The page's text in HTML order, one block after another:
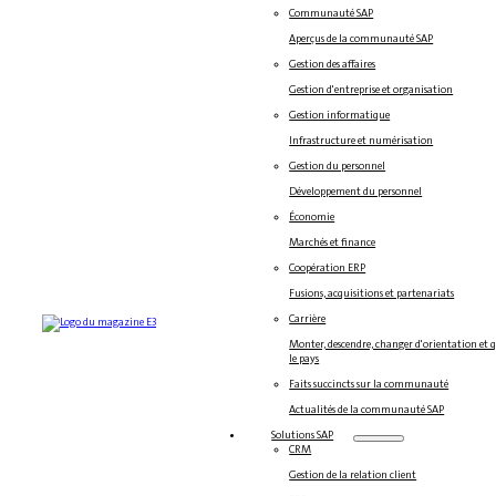
Communauté SAP
Aperçus de la communauté SAP
Gestion des affaires
Gestion d'entreprise et organisation
Gestion informatique
Infrastructure et numérisation
Gestion du personnel
Développement du personnel
Économie
Marchés et finance
Coopération ERP
Fusions, acquisitions et partenariats
Carrière
Monter, descendre, changer d'orientation et
le pays
Faits succincts sur la communauté
Actualités de la communauté SAP
Solutions SAP
CRM
Gestion de la relation client